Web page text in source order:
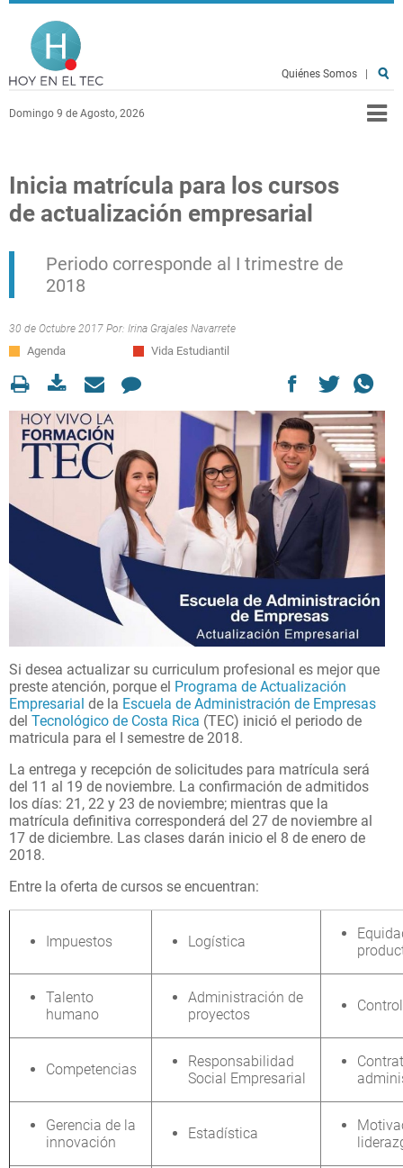
Pasar al contenido principal
Domingo 9 de Agosto, 2026
Quiénes Somos
Inicia matrícula para los cursos
de actualización empresarial
Periodo corresponde al I trimestre de
2018
30 de Octubre 2017 Por: Irina Grajales Navarrete
Agenda Vida Estudiantil
Si desea actualizar su curriculum profesional es mejor que
preste atención, porque el Programa de Actualización
Empresarial de la Escuela de Administración de Empresas
del Tecnológico de Costa Rica (TEC) inició el periodo de
matricula para el I semestre de 2018.
La entrega y recepción de solicitudes para matrícula será
del 11 al 19 de noviembre. La confirmación de admitidos
los días: 21, 22 y 23 de noviembre; mientras que la
matrícula definitiva corresponderá del 27 de noviembre al
17 de diciembre. Las clases darán inicio el 8 de enero de
2018.
Entre la oferta de cursos se encuentran:
Impuestos Logística
Talento
humano
Administración de
proyectos
Competencias
Responsabilidad
Social Empresarial
Gerencia de la
innovación
Estadística